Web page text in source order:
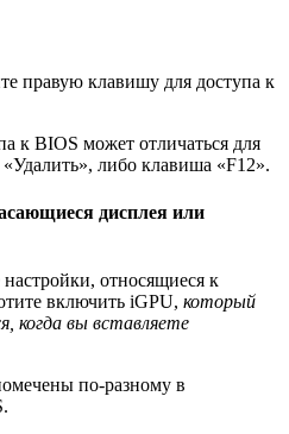
правую клавишу для доступа к
к BIOS может отличаться для
либо клавиша «F12».
дисплея или
относящиеся к
включить iGPU, который
когда вы вставляете
по-разному в